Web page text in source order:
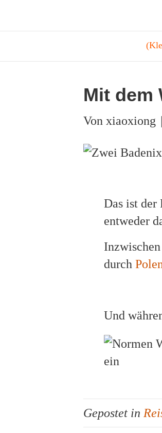
Mit dem
Von
Das ist der
entweder
durch
Und
Gepostet in